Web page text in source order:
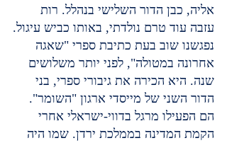
אליה, כבן הדור השלישי בנהלל. רות
עזבה עוד טרם נולדתי, באותו כביש עיגול.
נפגשנו שוב בעת כתיבת ספרי "שאגה
אחרונה במטולה", לפני יותר משלושים
שנה. היא הכירה את גיבורי ספרי, בני
הדור השני של מייסדי ארגון "השומר".
הם הפעילו מרגל בדווי-ישראלי אחרי
הקמת המדינה בממלכת ירדן. שמו היה